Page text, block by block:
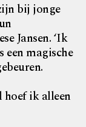
bij jonge
Jansen. ‘Ik
magische
hoef ik alleen